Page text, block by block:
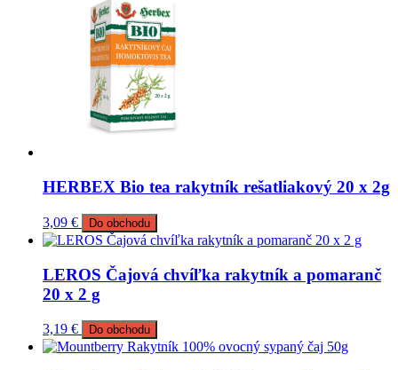
HERBEX Bio tea rakytník rešatliakový 20 x 2g
3,09 € Do obchodu
LEROS Čajová chvíľka rakytník a pomaranč
20 x 2 g
3,19 € Do obchodu